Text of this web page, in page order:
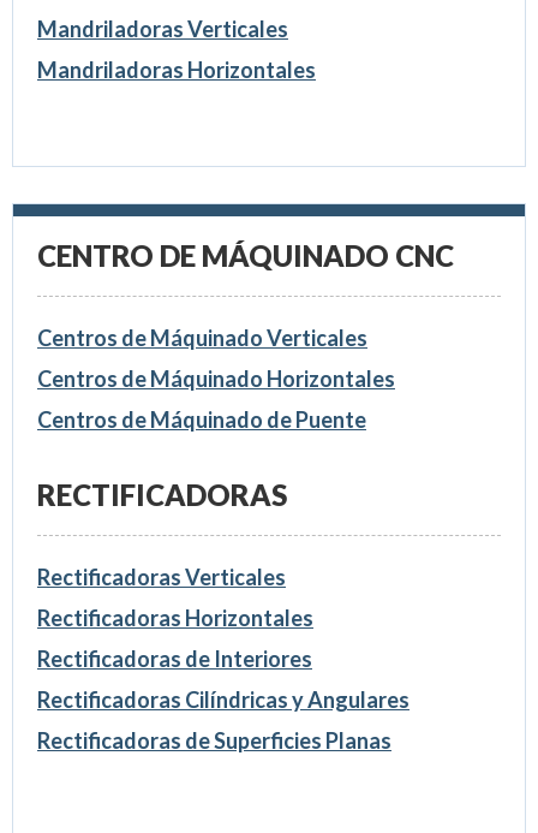
Mandriladoras Verticales
Mandriladoras Horizontales
CENTRO DE MÁQUINADO CNC
Centros de Máquinado Verticales
Centros de Máquinado Horizontales
Centros de Máquinado de Puente
RECTIFICADORAS
Rectificadoras Verticales
Rectificadoras Horizontales
Rectificadoras de Interiores
Rectificadoras Cilíndricas y Angulares
Rectificadoras de Superficies Planas